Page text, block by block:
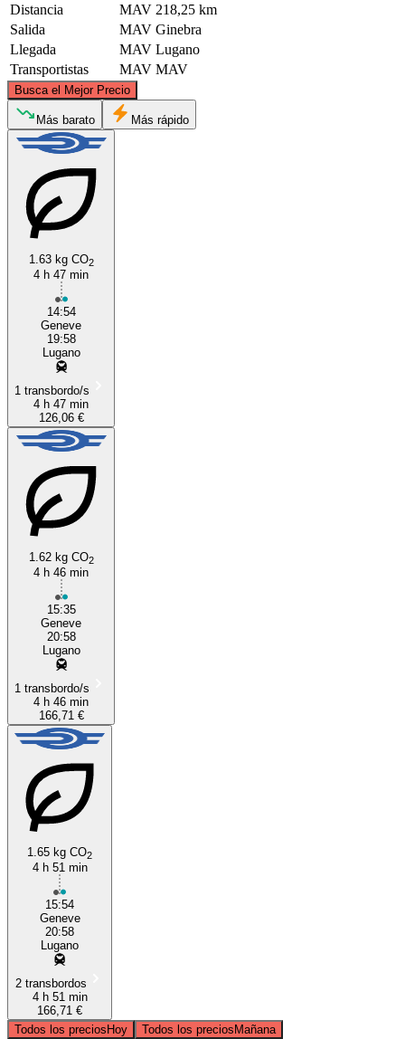
Distancia
MAV 218,25 km
Salida
MAV Ginebra
Llegada
MAV Lugano
Transportistas
MAV MAV
Busca el Mejor Precio
Geneva
Más barato Más rápido
1.63 kg CO2
4 h 47 min
14:54
Geneve
19:58
Lugano
1 transbordo/s
4 h 47 min
126,06 €
1.62 kg CO2
4 h 46 min
15:35
Geneve
20:58
Lugano
1 transbordo/s
4 h 46 min
166,71 €
1.65 kg CO2
4 h 51 min
15:54
Geneve
20:58
Lugano
2 transbordos
4 h 51 min
166,71 €
Todos los preciosHoy Todos los preciosMañana